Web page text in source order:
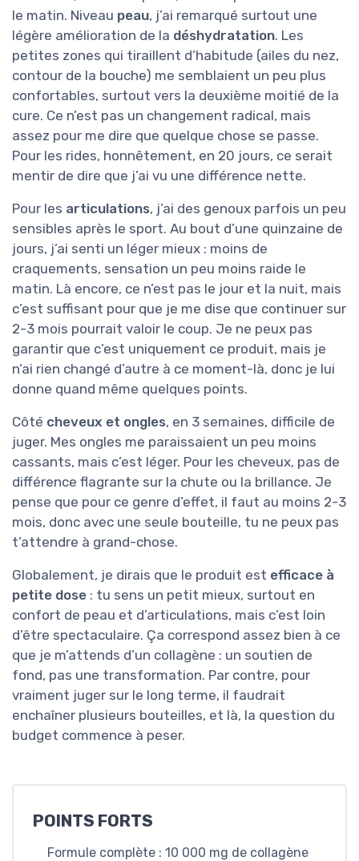
le matin. Niveau peau, j’ai remarqué surtout une
légère amélioration de la déshydratation. Les
petites zones qui tiraillent d’habitude (ailes du nez,
contour de la bouche) me semblaient un peu plus
confortables, surtout vers la deuxième moitié de la
cure. Ce n’est pas un changement radical, mais
assez pour me dire que quelque chose se passe.
Pour les rides, honnêtement, en 20 jours, ce serait
mentir de dire que j’ai vu une différence nette.
Pour les articulations, j’ai des genoux parfois un peu
sensibles après le sport. Au bout d’une quinzaine de
jours, j’ai senti un léger mieux : moins de
craquements, sensation un peu moins raide le
matin. Là encore, ce n’est pas le jour et la nuit, mais
c’est suffisant pour que je me dise que continuer sur
2-3 mois pourrait valoir le coup. Je ne peux pas
garantir que c’est uniquement ce produit, mais je
n’ai rien changé d’autre à ce moment-là, donc je lui
donne quand même quelques points.
Côté cheveux et ongles, en 3 semaines, difficile de
juger. Mes ongles me paraissaient un peu moins
cassants, mais c’est léger. Pour les cheveux, pas de
différence flagrante sur la chute ou la brillance. Je
pense que pour ce genre d’effet, il faut au moins 2-3
mois, donc avec une seule bouteille, tu ne peux pas
t’attendre à grand-chose.
Globalement, je dirais que le produit est efficace à
petite dose : tu sens un petit mieux, surtout en
confort de peau et d’articulations, mais c’est loin
d’être spectaculaire. Ça correspond assez bien à ce
que je m’attends d’un collagène : un soutien de
fond, pas une transformation. Par contre, pour
vraiment juger sur le long terme, il faudrait
enchaîner plusieurs bouteilles, et là, la question du
budget commence à peser.
POINTS FORTS
Formule complète : 10 000 mg de collagène